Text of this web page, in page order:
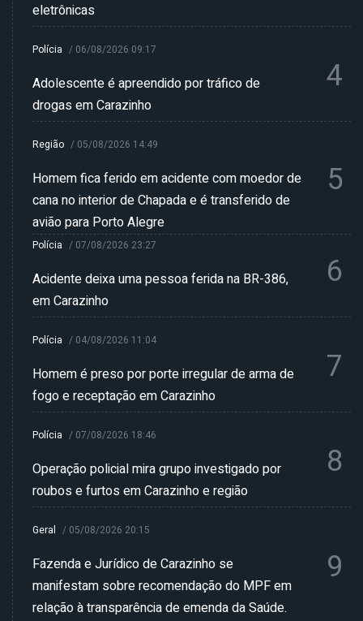
eletrônicas
Polícia / 06/08/2026 09:17
Adolescente é apreendido por tráfico de
drogas em Carazinho
4
Região / 05/08/2026 14:49
Homem fica ferido em acidente com moedor de
cana no interior de Chapada e é transferido de
avião para Porto Alegre
5
Polícia / 07/08/2026 23:27
Acidente deixa uma pessoa ferida na BR-386,
em Carazinho
6
Polícia / 04/08/2026 11:04
Homem é preso por porte irregular de arma de
fogo e receptação em Carazinho
7
Polícia / 07/08/2026 18:46
Operação policial mira grupo investigado por
roubos e furtos em Carazinho e região
8
Geral / 05/08/2026 20:15
Fazenda e Jurídico de Carazinho se
manifestam sobre recomendação do MPF em
relação à transparência de emenda da Saúde.
9